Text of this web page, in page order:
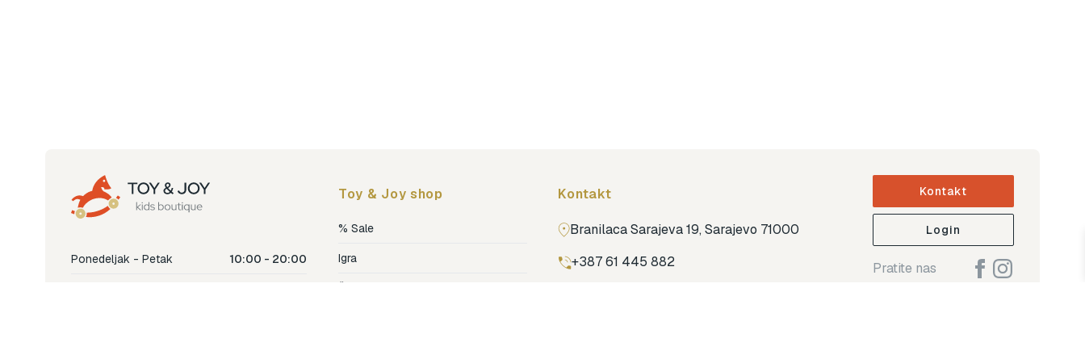
Ponedeljak - Petak 10:00 - 20:00
Toy & Joy shop
% Sale
Igra
Kontakt
Branilaca Sarajeva 19, Sarajevo 71000
+387 61 445 882
Kontakt
Login
Pratite nas